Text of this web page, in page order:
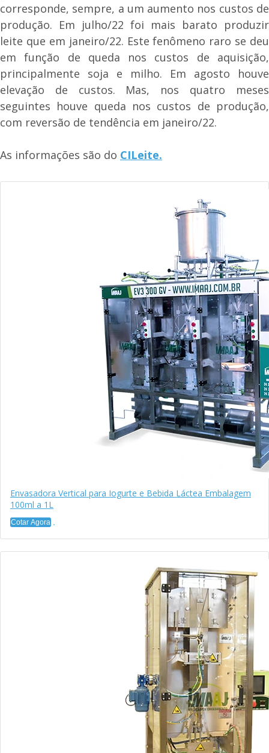
corresponde, sempre, a um aumento nos custos de
produção. Em julho/22 foi mais barato produzir
leite que em janeiro/22. Este fenômeno raro se deu
em função de queda nos custos de aquisição,
principalmente soja e milho. Em agosto houve
elevação de custos. Mas, nos quatro meses
seguintes houve queda nos custos de produção,
com reversão de tendência em janeiro/22.
As informações são do CILeite.
Envasadora Vertical para Iogurte e Bebida Láctea Embalagem
100ml a 1L
Cotar Agora